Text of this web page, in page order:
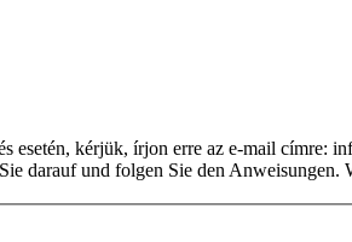
esetén, kérjük, írjon erre az e-mail címre:
darauf und folgen Sie den Anweisungen.